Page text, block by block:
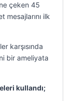
çeken 45
mesajlarını ilk
karşısında
bir ameliyata
kullandı;